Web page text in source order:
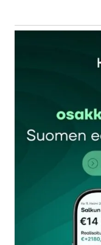
kentät on
Kommentti*